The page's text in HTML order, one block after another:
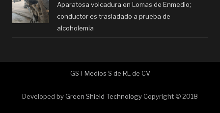
Aparatosa volcadura en Lomas de Enmedio;
conductor es trasladado a prueba de
alcoholemia
GST Medios S de RL de CV
Developed by Green Shield Technology Copyright © 2018